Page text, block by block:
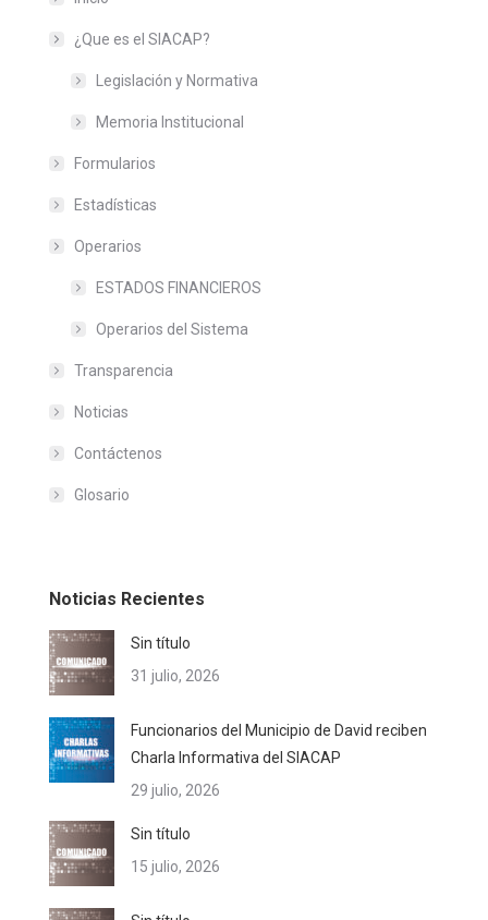
¿Que es el SIACAP?
Legislación y Normativa
Memoria Institucional
Formularios
Estadísticas
Operarios
ESTADOS FINANCIEROS
Operarios del Sistema
Transparencia
Noticias
Contáctenos
Glosario
Noticias Recientes
Sin título
31 julio, 2026
Funcionarios del Municipio de David reciben
Charla Informativa del SIACAP
29 julio, 2026
Sin título
15 julio, 2026